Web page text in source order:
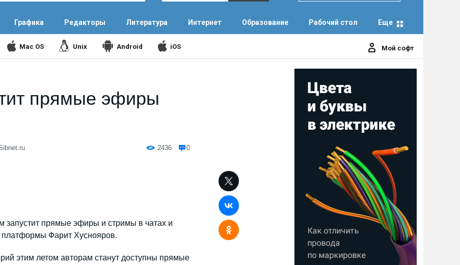
Графика Редакторы Литература Интернет Образование Рабочий стол Еще
Mac OS Unix Android iOS Мой софт
прямые эфиры
2436 0
запустит прямые эфиры и стримы в чатах и
платформы Фарит Хуснояров.
этим летом авторам станут доступны прямые